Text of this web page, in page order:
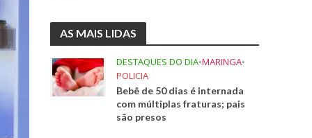
AS MAIS LIDAS
DESTAQUES DO DIA•MARINGA•
POLICIA
Bebê de 50 dias é internada
com múltiplas fraturas; pais
são presos